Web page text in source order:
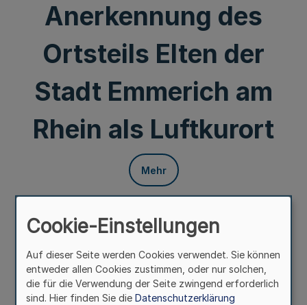
Anerkennung des
Ortsteils Elten der
Stadt Emmerich am
Rhein als Luftkurort
Mehr
der Bezirksregierung Düsseldorf
24.04.03.
Vom 6. März 2025
Mehr
Cookie-Einstellungen
Auf dieser Seite werden Cookies verwendet. Sie können
entweder allen Cookies zustimmen, oder nur solchen,
die für die Verwendung der Seite zwingend erforderlich
sind. Hier finden Sie die Datenschutzerklärung